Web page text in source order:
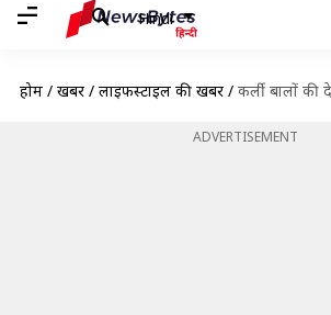
Hindi
होम / खबरें / लाइफस्टाइल की खबरें / कर्ली बालों की देखभाल के लिए
ADVERTISEMENT